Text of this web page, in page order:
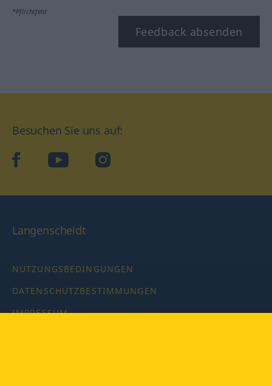
*Pflichtfeld
Feedback absenden
Besuchen Sie uns auf:
facebookYouTube Instagram
Langenscheidt
NUTZUNGSBEDINGUNGEN
DATENSCHUTZBESTIMMUNGEN
IMPRESSUM